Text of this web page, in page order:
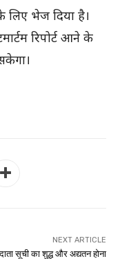
लिए भेज दिया है।
रिपोर्ट आने के
NEXT ARTICLE
सूची का शुद्ध और अद्यतन होना